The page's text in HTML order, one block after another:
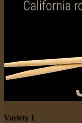
Variety 1